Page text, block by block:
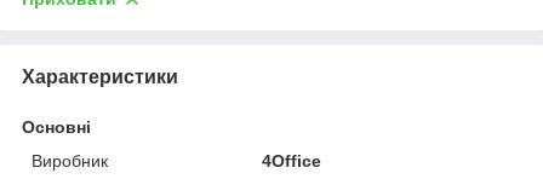
Характеристики
Основні
Виробник
4Office